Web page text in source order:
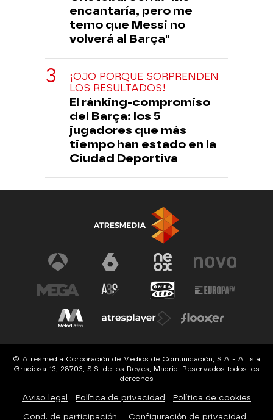
encantaría, pero me
temo que Messi no
volverá al Barça"
¡OJO PORQUE SORPRENDEN
LOS RESULTADOS!
El ránking-compromiso
del Barça: los 5
jugadores que más
tiempo han estado en la
Ciudad Deportiva
© Atresmedia Corporación de Medios de Comunicación, S.A - A. Isla
Graciosa 13, 28703, S.S. de los Reyes, Madrid. Reservados todos los
derechos
Aviso legal Política de privacidad Política de cookies
Cond. de participación Configuración de privacidad